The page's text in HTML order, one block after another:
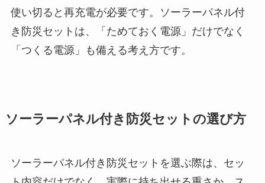
使い切ると再充電が必要です。ソーラーパネル付
き防災セットは、「ためておく電源」だけでなく
「つくる電源」も備える考え方です。
ソーラーパネル付き防災セットの選び方
ソーラーパネル付き防災セットを選ぶ際は、セッ